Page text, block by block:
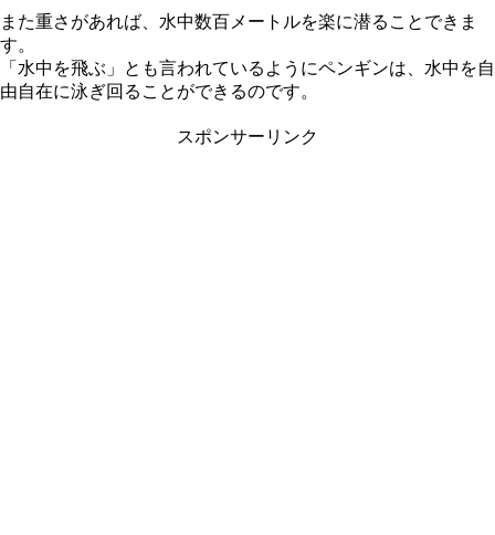
また重さがあれば、水中数百メートルを楽に潜ることできま
す。
「水中を飛ぶ」とも言われているようにペンギンは、水中を自
由自在に泳ぎ回ることができるのです。
スポンサーリンク